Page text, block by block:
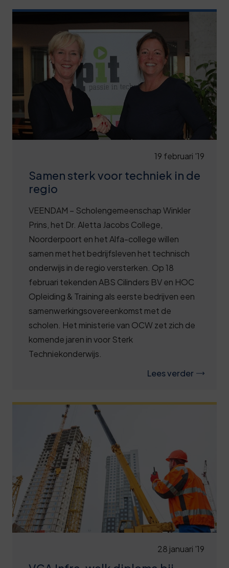
19 februari '19
Samen sterk voor techniek in de
regio
VEENDAM – Scholengemeenschap Winkler
Prins, het Dr. Aletta Jacobs College,
Noorderpoort en het Alfa-college willen
samen met het bedrijfsleven het technisch
onderwijs in de regio versterken. Op 18
februari tekenden ABS Cilinders BV en HOC
Opleiding & Training als eerste bedrijven een
samenwerkingsovereenkomst met de
scholen. Het ministerie van OCW zet zich de
komende jaren in voor Sterk
Techniekonderwijs.
Lees verder
28 januari '19